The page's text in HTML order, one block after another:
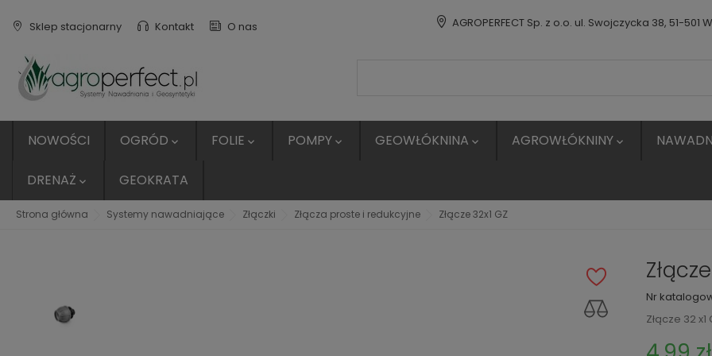
Sklep stacjonarny Kontakt O nas AGROPERFECT Sp. z o.o. ul. Swojczycka 38, 51-501
NOWOŚCI OGRÓD  FOLIE  POMPY  GEOWŁÓKNINA  AGROWŁÓKNINY 
DRENAŻ  GEOKRATA
Strona główna Systemy nawadniające Złączki Złącza proste i redukcyjne Złącze 32x1 GZ
Nr
Złącze 32 x1